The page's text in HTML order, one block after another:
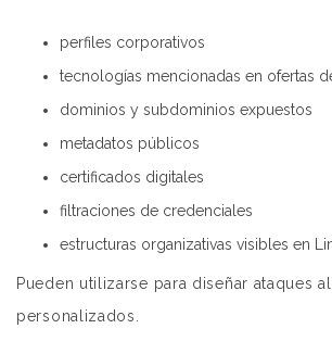
perfiles corporativos
tecnologías mencionadas en ofertas
dominios y subdominios expuestos
metadatos públicos
certificados digitales
filtraciones de credenciales
estructuras organizativas visibles en
Pueden utilizarse para diseñar ataques
personalizados.